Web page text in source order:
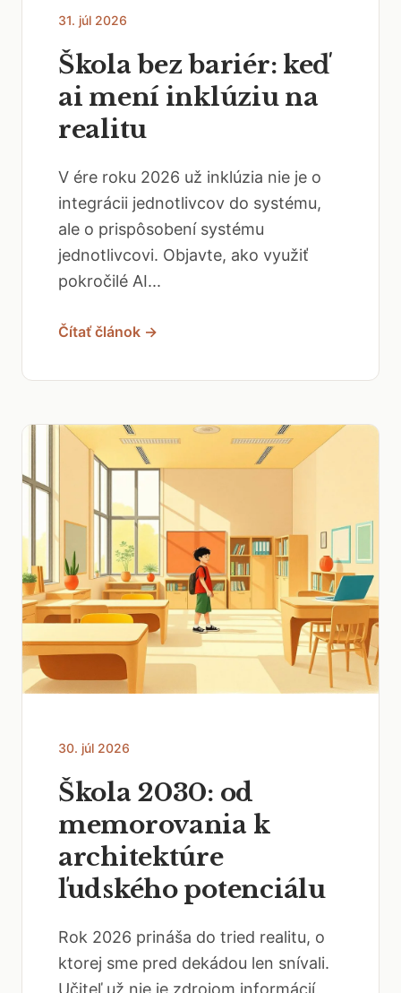
31. júl 2026
Škola bez bariér: keď
ai mení inklúziu na
realitu
V ére roku 2026 už inklúzia nie je o
integrácii jednotlivcov do systému,
ale o prispôsobení systému
jednotlivcovi. Objavte, ako využiť
pokročilé AI...
Čítať článok →
30. júl 2026
Škola 2030: od
memorovania k
architektúre
ľudského potenciálu
Rok 2026 prináša do tried realitu, o
ktorej sme pred dekádou len snívali.
Učiteľ už nie je zdrojom informácií,